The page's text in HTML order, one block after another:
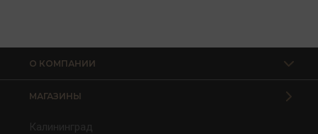
О КОМПАНИИ
МАГАЗИНЫ
Калининград